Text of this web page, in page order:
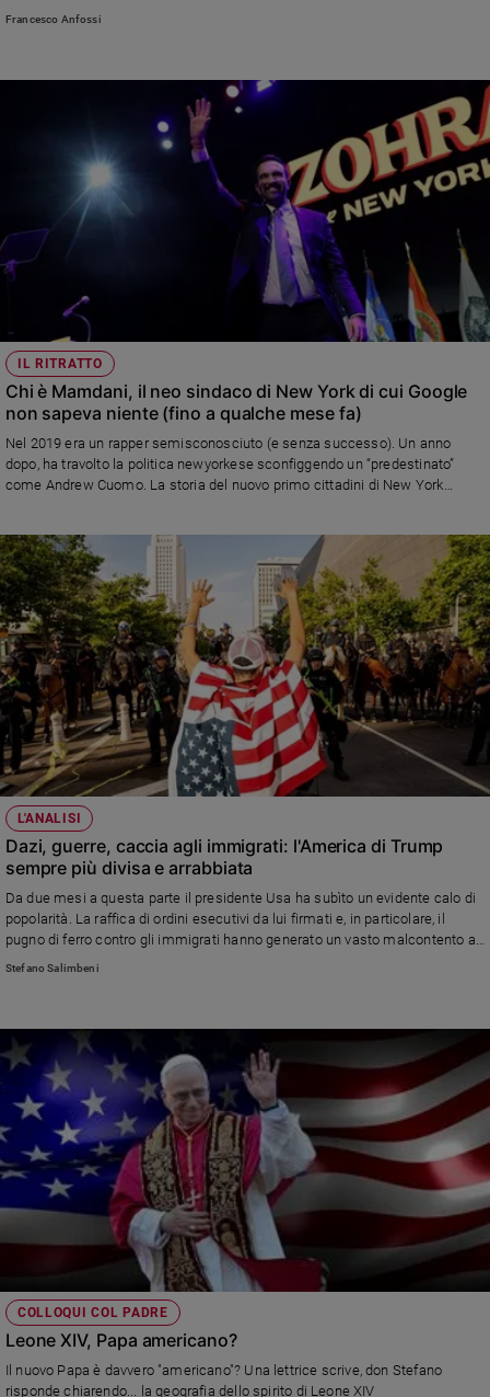
Tv
educazione
Nonni
Coppia
Scuola
e
giovani
Adolescenza
Vai
Riflessioni
Foto
Video
Podcast
Privacy
Policy
Contatti
Pubblicità
Registrati
Redazione
Social
Francesco Anfossi
IL RITRATTO
Chi è Mamdani, il neo sindaco di New York di cui Google
non sapeva niente (fino a qualche mese fa)
Nel 2019 era un rapper semisconosciuto (e senza successo). Un anno
dopo, ha travolto la politica newyorkese sconfiggendo un “predestinato”
come Andrew Cuomo. La storia del nuovo primo cittadini di New York
Grosso, "Mahmdani – Un socialista a New York" (Castelvecchi) di cui
pubblichiamo uno stralcio
L'ANALISI
Dazi, guerre, caccia agli immigrati: l'America di Trump
sempre più divisa e arrabbiata
Da due mesi a questa parte il presidente Usa ha subìto un evidente calo di
popolarità. La raffica di ordini esecutivi da lui firmati e, in particolare, il
pugno di ferro contro gli immigrati hanno generato un vasto malcontento al
quale Trump reagisce mostrando un volto sempre più sfacciatamente
Stefano Salimbeni
COLLOQUI COL PADRE
Leone XIV, Papa americano?
Il nuovo Papa è davvero "americano"? Una lettrice scrive, don Stefano
risponde chiarendo... la geografia dello spirito di Leone XIV